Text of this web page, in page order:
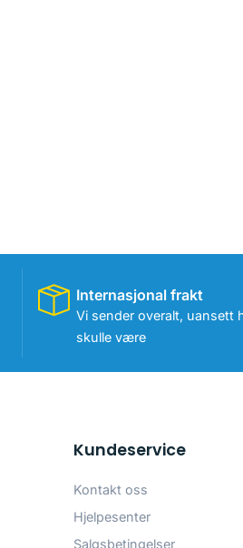
Internasjonal frakt
Vi sender overalt, uansett
skulle være
Kundeservice
Kontakt oss
Hjelpesenter
Salgsbetingelser